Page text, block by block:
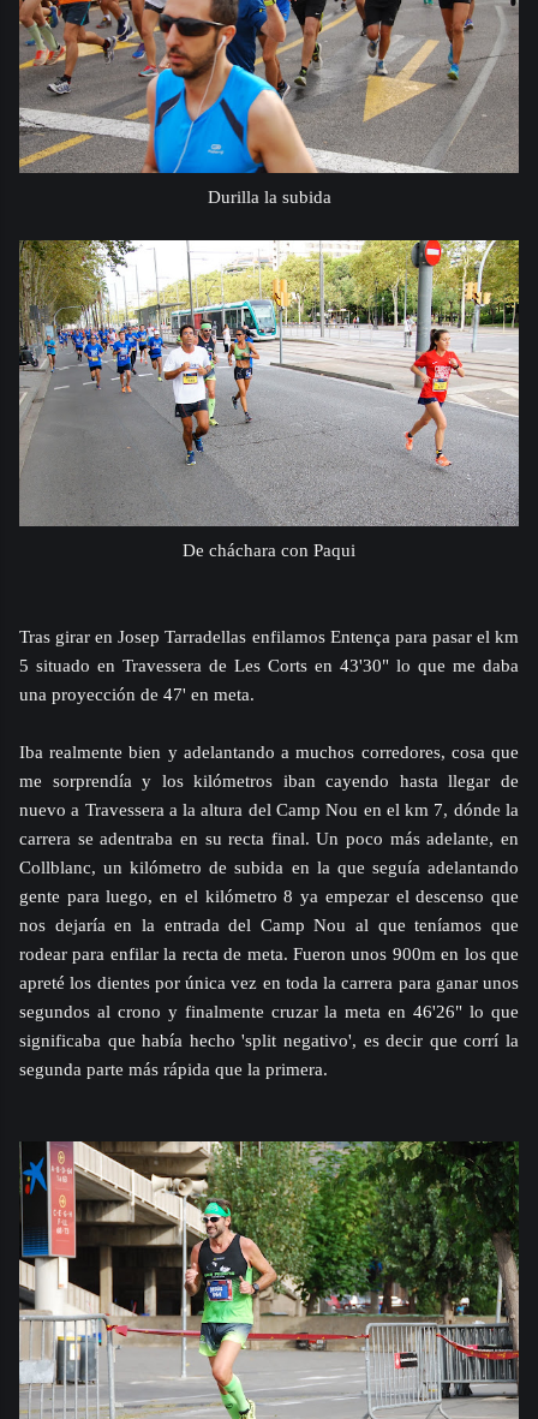
Durilla la subida
De cháchara con Paqui
Tras girar en Josep Tarradellas enfilamos Entença para pasar el km
5 situado en Travessera de Les Corts en 43'30" lo que me daba
una proyección de 47' en meta.
Iba realmente bien y adelantando a muchos corredores, cosa que
me sorprendía y los kilómetros iban cayendo hasta llegar de
nuevo a Travessera a la altura del Camp Nou en el km 7, dónde la
carrera se adentraba en su recta final. Un poco más adelante, en
Collblanc, un kilómetro de subida en la que seguía adelantando
gente para luego, en el kilómetro 8 ya empezar el descenso que
nos dejaría en la entrada del Camp Nou al que teníamos que
rodear para enfilar la recta de meta. Fueron unos 900m en los que
apreté los dientes por única vez en toda la carrera para ganar unos
segundos al crono y finalmente cruzar la meta en 46'26" lo que
significaba que había hecho 'split negativo', es decir que corrí la
segunda parte más rápida que la primera.